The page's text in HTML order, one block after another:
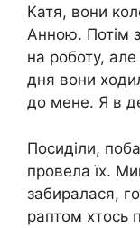
Катя, вони
Анною. Потім
на роботу,
дня вони
до мене. Я в
Посиділи,
провела їх.
забиралася,
раптом хтось